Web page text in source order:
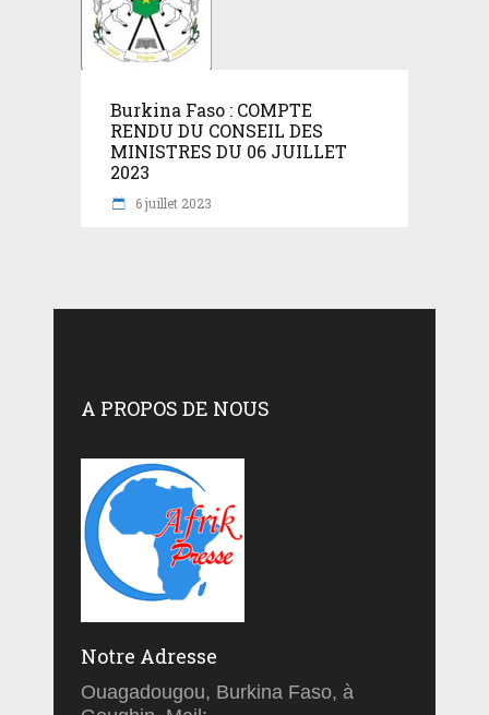
Burkina Faso : COMPTE
RENDU DU CONSEIL DES
MINISTRES DU 06 JUILLET
2023
6 juillet 2023
A PROPOS DE NOUS
Notre Adresse
Ouagadougou, Burkina Faso, à